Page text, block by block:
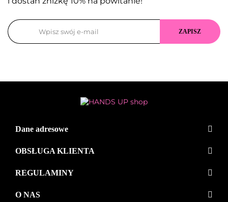
Dane adresowe
OBSŁUGA KLIENTA
REGULAMINY
O NAS